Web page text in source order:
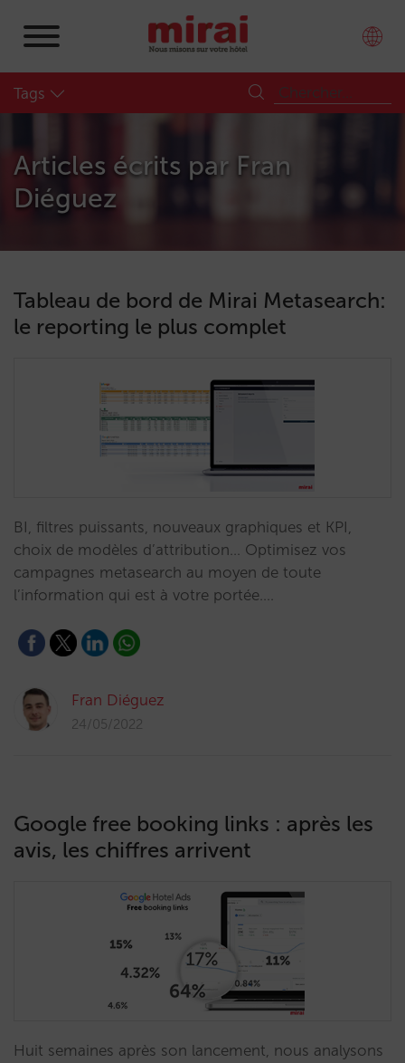
Tags
Articles écrits par Fran
Diéguez
Tableau de bord de Mirai Metasearch:
le reporting le plus complet
BI, filtres puissants, nouveaux graphiques et KPI,
choix de modèles d’attribution… Optimisez vos
campagnes metasearch au moyen de toute
l’information qui est à votre portée.…
Fran Diéguez
24/05/2022
Google free booking links : après les
avis, les chiffres arrivent
Huit semaines après son lancement, nous analysons